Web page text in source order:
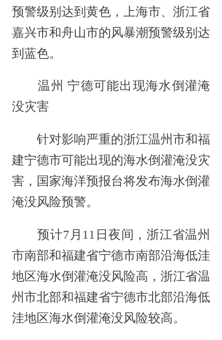
预警级别达到黄色，上海市、浙江省
嘉兴市和舟山市的风暴潮预警级别达
到蓝色。
温州 宁德可能出现海水倒灌淹
没灾害
针对影响严重的浙江温州市和福
建宁德市可能出现的海水倒灌淹没灾
害，国家海洋预报台将发布海水倒灌
淹没风险预警。
预计7月11日夜间，浙江省温州
市南部和福建省宁德市南部沿海低洼
地区海水倒灌淹没风险高，浙江省温
州市北部和福建省宁德市北部沿海低
洼地区海水倒灌淹没风险较高。